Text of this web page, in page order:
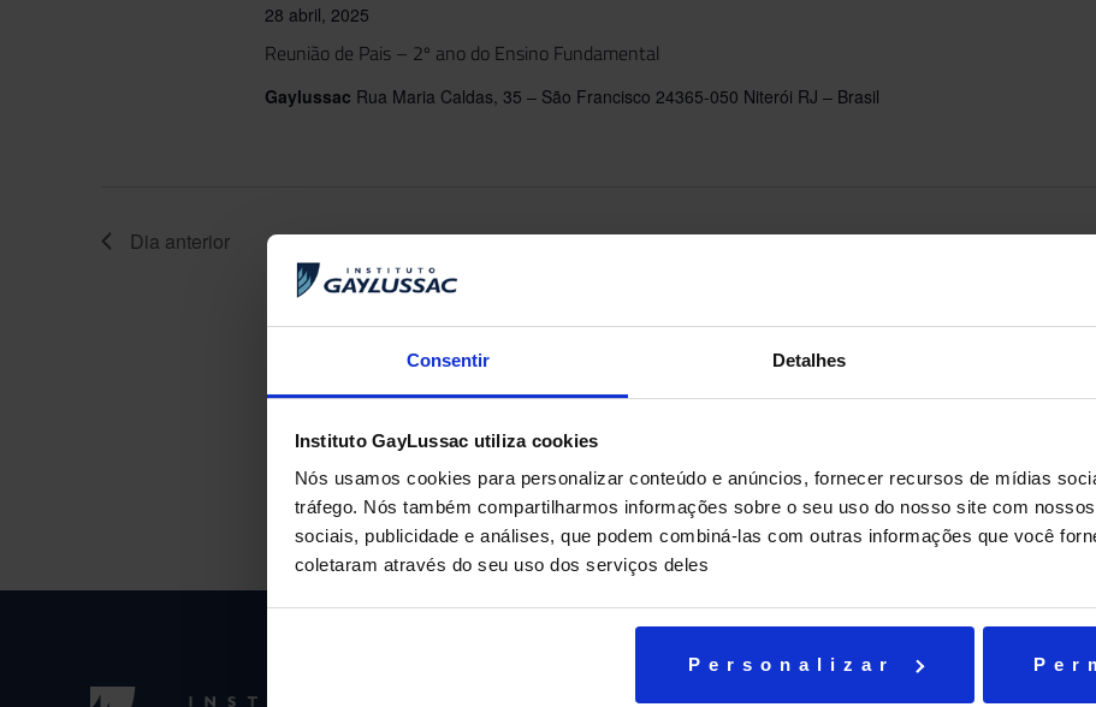
Consentir Detalhes
Instituto GayLussac utiliza cookies
Nós usamos cookies para personalizar conteúdo e anúncios, fornecer recursos de mídias
tráfego. Nós também compartilharmos informações sobre o seu uso do nosso site com
sociais, publicidade e análises, que podem combiná-las com outras informações que você
coletaram através do seu uso dos serviços deles
Personalizar
Reunião de Pais – 2º ano do Ensino Fundamental
28 abril, 2025
Gaylussac Rua Maria Caldas, 35 – São Francisco 24365-050 Niterói RJ – Brasil
Dia anterior